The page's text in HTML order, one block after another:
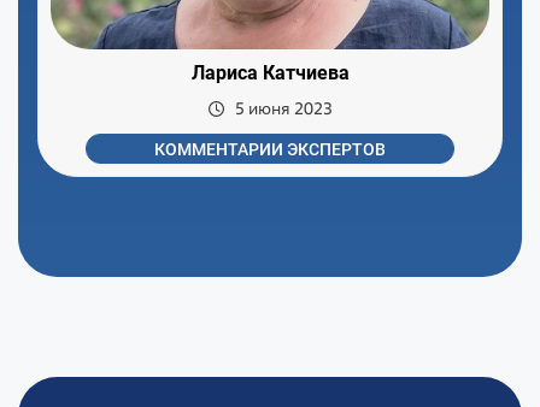
Лариса Катчиева
5 июня 2023
КОММЕНТАРИИ ЭКСПЕРТОВ